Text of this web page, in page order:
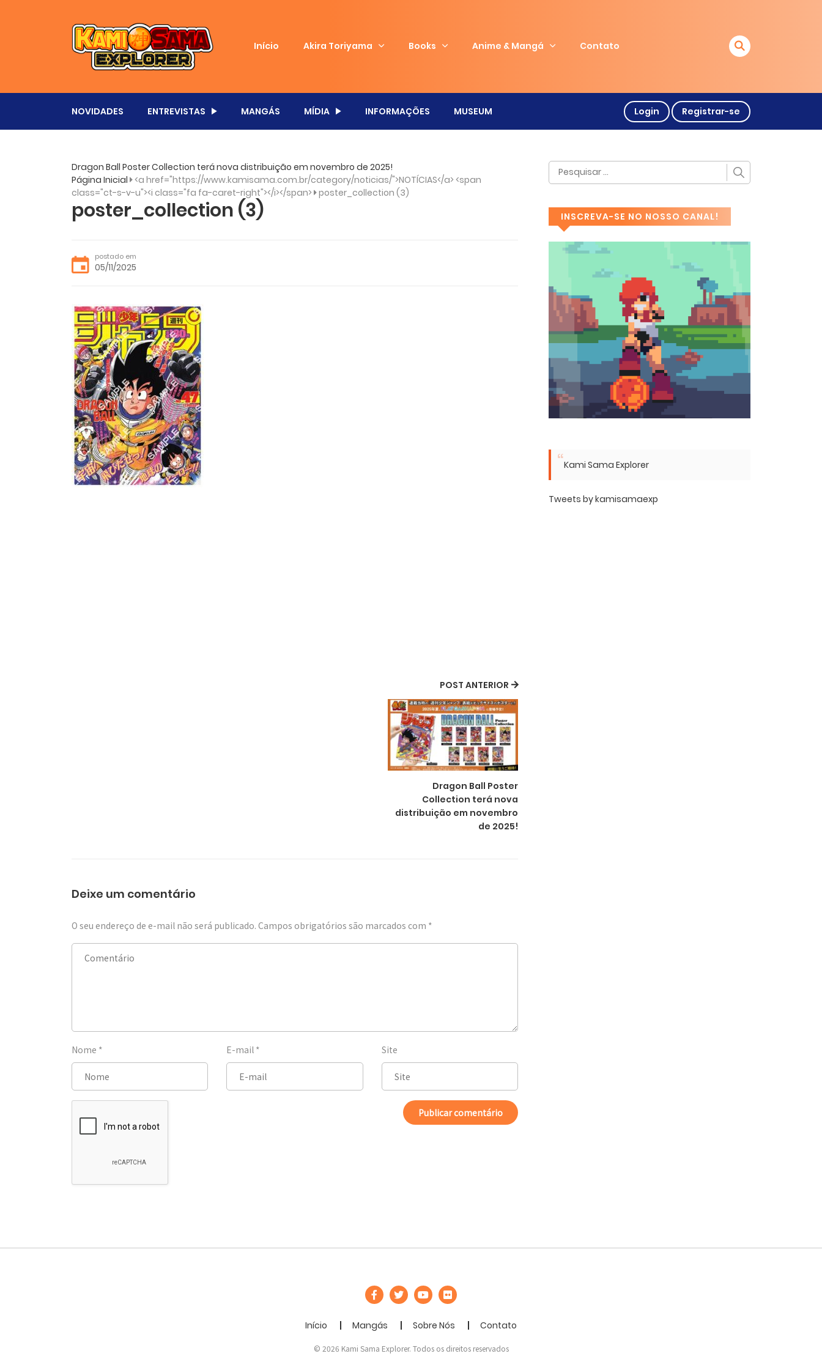
Início Akira Toriyama Books Anime & Mangá Contato
NOVIDADES ENTREVISTAS MANGÁS MÍDIA INFORMAÇÕES MUSEUM Login Registrar-se
Dragon Ball Poster Collection terá nova distribuição em novembro de 2025!
Página Inicial <a href="https://www.kamisama.com.br/category/noticias/">NOTÍCIAS</a> <span
class="ct-s-v-u"><i class="fa fa-caret-right"></i></span> poster_collection (3)
poster_collection (3)
postado em
05/11/2025
POST ANTERIOR
Dragon Ball Poster
Collection terá nova
distribuição em novembro
de 2025!
Deixe um comentário
O seu endereço de e-mail não será publicado. Campos obrigatórios são marcados com *
Nome * E-mail * Site
INSCREVA-SE NO NOSSO CANAL!
Kami Sama Explorer
Tweets by kamisamaexp
Início Mangás Sobre Nós Contato
© 2026 Kami Sama Explorer. Todos os direitos reservados